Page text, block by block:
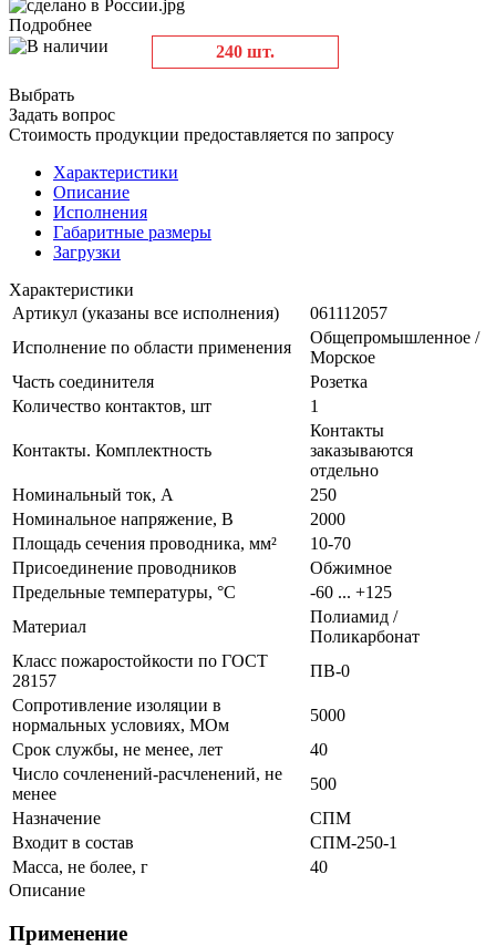
Подробнее
240 шт.
Выбрать
Задать вопрос
Стоимость продукции предоставляется по запросу
Характеристики
Описание
Исполнения
Габаритные размеры
Загрузки
Характеристики
Артикул (указаны все исполнения)
061112057
Исполнение по области применения
Общепромышленное /
Морское
Часть соединителя
Розетка
Количество контактов, шт
1
Контакты. Комплектность
Контакты
заказываются
отдельно
Номинальный ток, А
250
Номинальное напряжение, В
2000
Площадь сечения проводника, мм²
10-70
Присоединение проводников
Обжимное
Предельные температуры, °C
-60 ... +125
Материал
Полиамид /
Поликарбонат
Класс пожаростойкости по ГОСТ
28157
ПВ-0
Сопротивление изоляции в
нормальных условиях, МОм
5000
Срок службы, не менее, лет
40
Число сочленений-расчленений, не
менее
500
Назначение
СПМ
Входит в состав
СПМ-250-1
Масса, не более, г
40
Описание
Применение